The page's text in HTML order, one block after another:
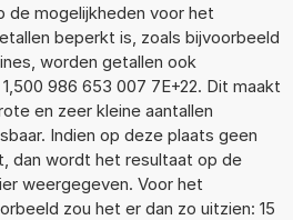
de mogelijkheden voor het
beperkt is, zoals bijvoorbeeld
worden getallen ook
986 653 007 7E+22. Dit maakt
en zeer kleine aantallen
Indien op deze plaats geen
dan wordt het resultaat op de
weergegeven. Voor het
zou het er dan zo uitzien: 15